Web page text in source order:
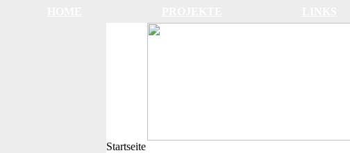
Startseite